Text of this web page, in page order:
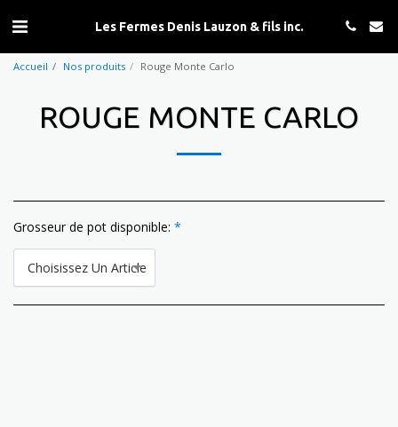
Les Fermes Denis Lauzon & fils inc.
Accueil Nos produits Rouge Monte Carlo
ROUGE MONTE CARLO
Grosseur de pot disponible: *
Choisissez Un Article